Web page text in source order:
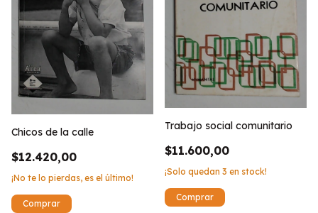
Chicos de la calle
$12.420,00
¡No te lo pierdas, es el último!
Trabajo social comunitario
$11.600,00
¡Solo quedan 3 en stock!